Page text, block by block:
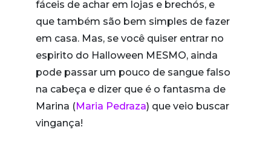
fáceis de achar em lojas e brechós, e
que também são bem simples de fazer
em casa. Mas, se você quiser entrar no
espirito do Halloween MESMO, ainda
pode passar um pouco de sangue falso
na cabeça e dizer que é o fantasma de
Marina (Maria Pedraza) que veio buscar
vingança!